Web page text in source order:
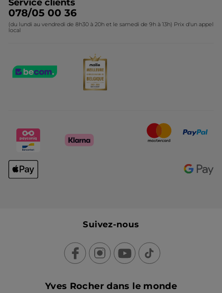
Service clients
078/05 00 36
(du lundi au vendredi de 8h30 à 20h et le samedi de 9h à 13h) Prix d'un appel
local
Suivez-nous
Yves Rocher dans le monde